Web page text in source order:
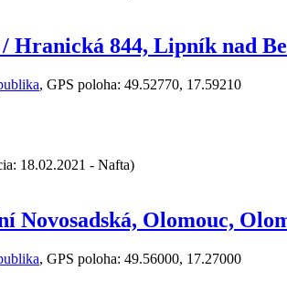
Hranická 844, Lipník nad
, GPS poloha: 49.52770, 17.59210
18.02.2021 - Nafta)
Novosadská, Olomouc,
, GPS poloha: 49.56000, 17.27000